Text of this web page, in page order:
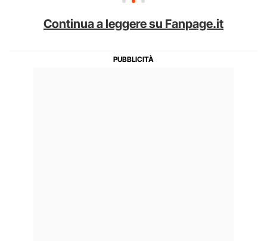
Continua a leggere su Fanpage.it